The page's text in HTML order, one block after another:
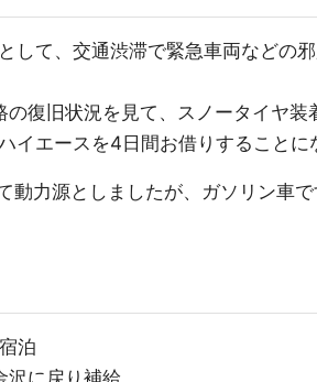
して、交通渋滞で緊急車両などの
の復旧状況を見て、スノータイヤ
イエースを4日間お借りすることに
力源としましたが、ガソリン車で
泊
沢に戻り補給